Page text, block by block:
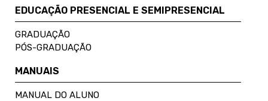
EDUCAÇÃO PRESENCIAL E SEMIPRESENCIAL
GRADUAÇÃO
PÓS-GRADUAÇÃO
MANUAIS
MANUAL DO ALUNO